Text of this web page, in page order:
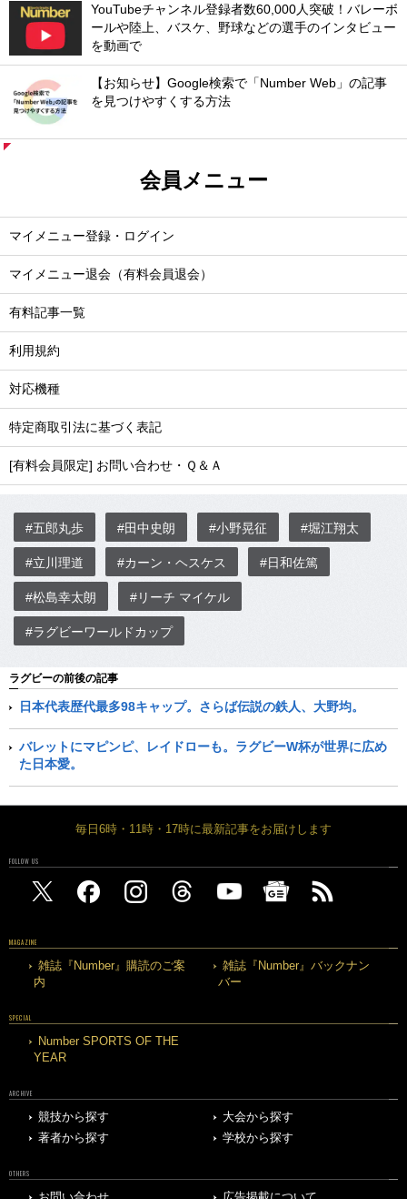
YouTubeチャンネル登録者数60,000人突破！バレーボ
ールや陸上、バスケ、野球などの選手のインタビュー
を動画で
【お知らせ】Google検索で「Number Web」の記事
を見つけやすくする方法
会員メニュー
マイメニュー登録・ログイン
マイメニュー退会（有料会員退会）
有料記事一覧
利用規約
対応機種
特定商取引法に基づく表記
[有料会員限定] お問い合わせ・Ｑ＆Ａ
#五郎丸歩 #田中史朗 #小野晃征 #堀江翔太
#立川理道 #カーン・ヘスケス #日和佐篤
#松島幸太朗 #リーチ マイケル
#ラグビーワールドカップ
ラグビーの前後の記事
日本代表歴代最多98キャップ。さらば伝説の鉄人、大野均。
バレットにマピンピ、レイドローも。ラグビーW杯が世界に広め
た日本愛。
毎日6時・11時・17時に最新記事をお届けします
FOLLOW US
MAGAZINE
雑誌『Number』購読のご案
内
雑誌『Number』バックナン
バー
SPECIAL
Number SPORTS OF THE
YEAR
ARCHIVE
競技から探す
大会から探す
著者から探す
学校から探す
OTHERS